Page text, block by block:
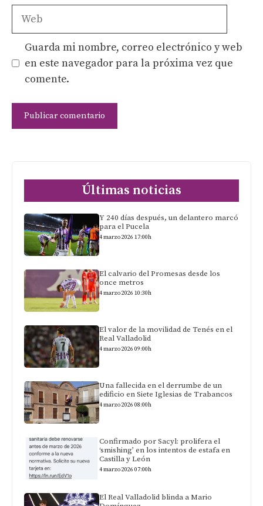
Web
Guarda mi nombre, correo electrónico y web
en este navegador para la próxima vez que
comente.
Últimas noticias
Y 240 días después, un delantero marcó
para el Pucela
4 marzo 2026 17:00h
El calvario del Promesas desde los
once metros
4 marzo 2026 10:30h
El valor de la movilidad de Tenés en el
Real Valladolid
4 marzo 2026 09:00h
Una fallecida en el derrumbe de un
edificio en Siete Iglesias de Trabancos
4 marzo 2026 08:00h
Confirmado por Sacyl: prolifera el
‘smishing’ en los intentos de estafa en
Castilla y León
4 marzo 2026 07:00h
El Real Valladolid blinda a Mario